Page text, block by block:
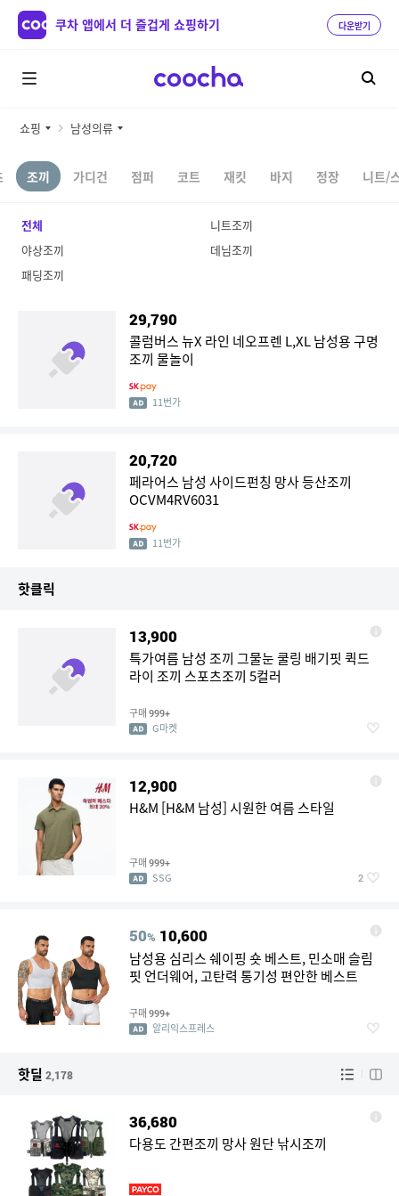
쿠차 앱에서 더 즐겁게 쇼핑하기 다운받기
쇼핑 남성의류
조끼 가디건 점퍼 코트 재킷 바지 정장 니트/
전체
니트조끼
야상조끼
데님조끼
패딩조끼
29,790
콜럼버스 뉴X 라인 네오프렌 L,XL 남성용 구명
조끼 물놀이
11번가
20,720
페라어스 남성 사이드펀칭 망사 등산조끼
OCVM4RV6031
11번가
핫클릭
13,900
특가여름 남성 조끼 그물눈 쿨링 배기핏 퀵드
라이 조끼 스포츠조끼 5컬러
구매 999+
G마켓
12,900
H&M [H&M 남성] 시원한 여름 스타일
구매 999+
SSG 2
50% 10,600
남성용 심리스 쉐이핑 숏 베스트, 민소매 슬림
핏 언더웨어, 고탄력 통기성 편안한 베스트
구매 999+
알리익스프레스
핫딜 2,178
36,680
다용도 간편조끼 망사 원단 낚시조끼